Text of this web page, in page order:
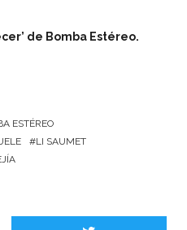
de Bomba Estéreo.
ESTÉREO
LI SAUMET